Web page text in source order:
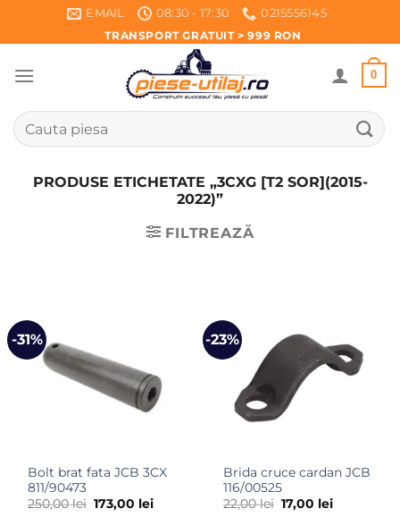
EMAIL 08:30 - 17:30
0215556145
TRANSPORT GRATUIT > 999 RON
0
Caută
după:
PRODUSE ETICHETATE „3CXG [T2 SOR](2015-
2022)”
FILTREAZĂ
-31%
Bolt brat fata JCB 3CX
811/90473
250,00lei Prețul
173,00 leiPrețul
-23%
Brida cruce cardan JCB
116/00525
22,00lei Prețul
17,00 leiPrețul